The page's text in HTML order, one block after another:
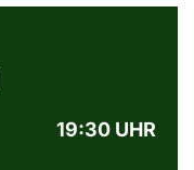
19:30 UHR